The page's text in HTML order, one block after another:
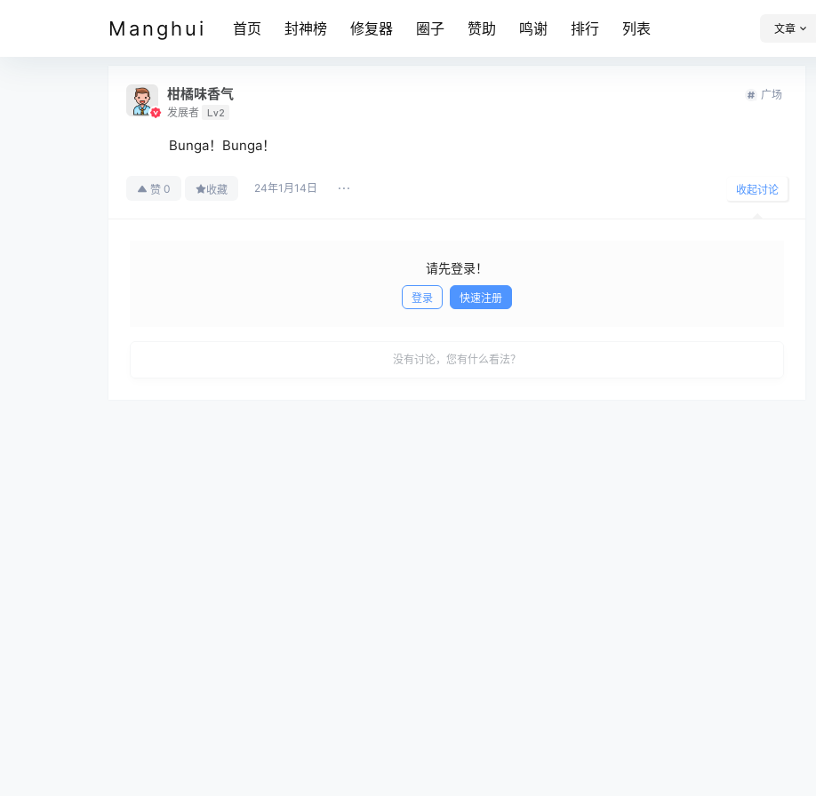
Manghui 首页 封神榜 修复器 圈子 赞助 鸣谢 排行 列表 文章
柑橘味香气
发展者 Lv2
广场
Bunga！Bunga！
赞 0 收藏 24年1月14日 收起讨论
请先登录！
登录 快速注册
没有讨论，您有什么看法？